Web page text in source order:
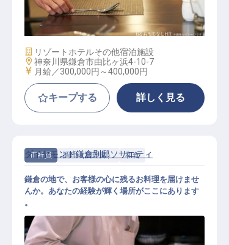
レストランホールマネージャー候補
施設業態
リゾートホテルその他宿泊施設
勤務地
神奈川県鎌倉市由比ヶ浜4-10-7
給与
月給／300,000円～400,000円
キープする 詳しく見る
正社員 調理（調理師） 和食
ダイヤモンド鎌倉別邸ソサエティ
鎌倉の地で、お客様の心に残るお料理を届けませ
んか。あなたの経験が輝く場所がここにあります
。